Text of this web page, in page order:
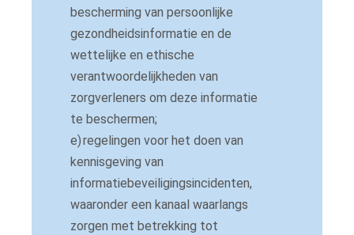
bescherming van persoonlijke
gezondheidsinformatie en de
wettelijke en ethische
verantwoordelijkheden van
zorgverleners om deze informatie
te beschermen;
e)regelingen voor het doen van
kennisgeving van
informatiebeveiligingsincidenten,
waaronder een kanaal waarlangs
zorgen met betrekking tot